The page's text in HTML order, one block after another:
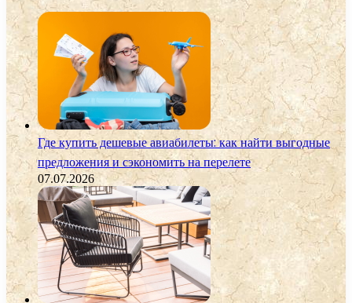
Где купить дешевые авиабилеты: как найти выгодные
предложения и сэкономить на перелете
07.07.2026